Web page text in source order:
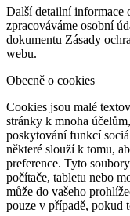
Další detailní informace
zpracováváme osobní
dokumentu Zásady
webu.
Obecně o cookies
Cookies jsou malé
stránky k mnoha
poskytování funkcí
některé slouží k tomu,
preference. Tyto
počítače, tabletu nebo
může do vašeho
pouze v případě, pokud